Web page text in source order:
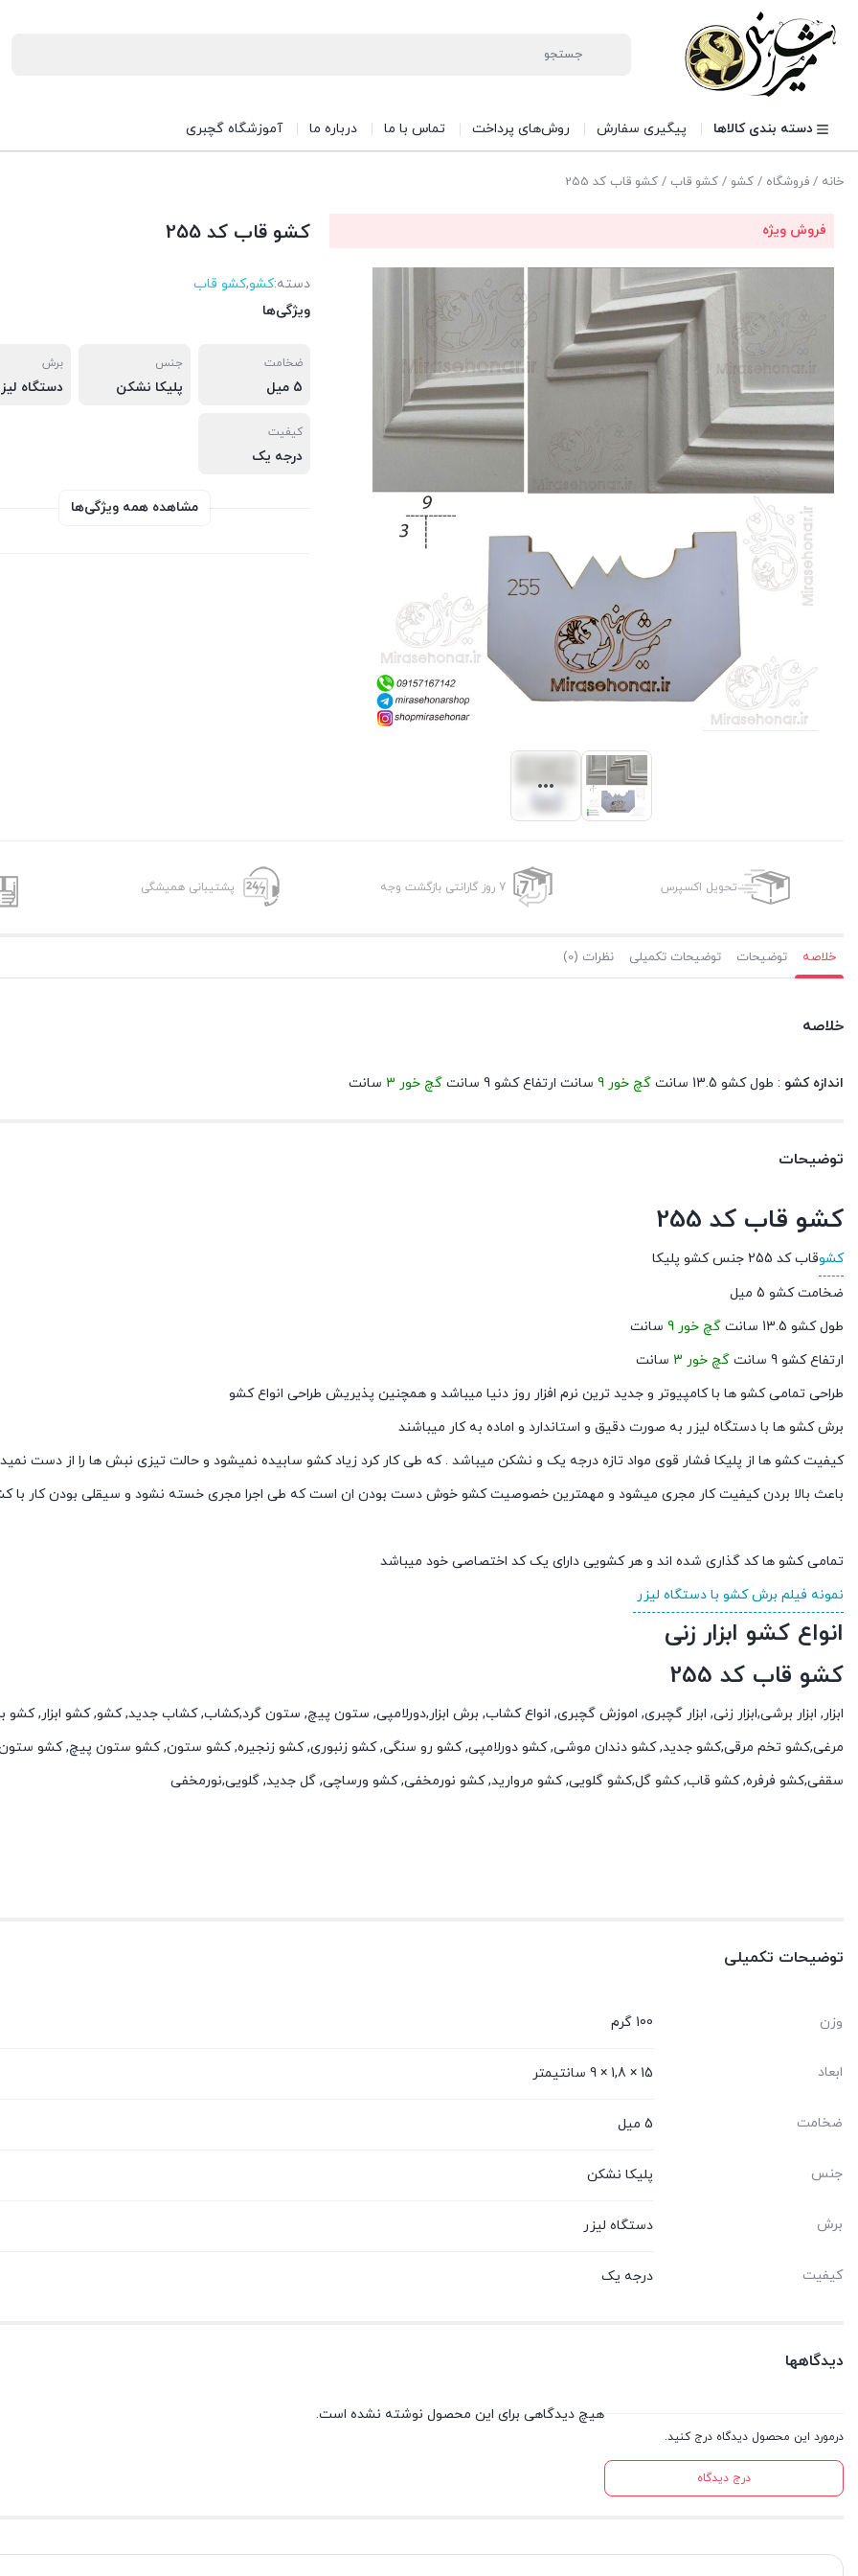
دسته بندی کالاها پیگیری سفارش روش‌های پرداخت تماس با ما درباره ما آموزشگاه گچبری
خانه / فروشگاه / کشو / کشو قاب / کشو قاب کد 255
فروش ویژه کشو قاب کد 255
دسته:کشو,کشو قاب
ویژگی‌ها
ضخامت
5 میل
جنس
پلیکا نشکن
برش
دستگاه
کیفیت
درجه یک
مشاهده همه ویژگی‌ها
تحویل اکسپرس 7 روز گارانتی بازگشت وجه پشتیبانی همیشگی
خلاصه توضیحات توضیحات تکمیلی نظرات (0)
خلاصه
اندازه کشو : طول کشو 13.5 سانت گچ خور 9 سانت ارتفاع کشو 9 سانت گچ خور 3 سانت
توضیحات
کشو قاب کد 255
کشوقاب کد 255 جنس کشو پلیکا
ضخامت کشو 5 میل
طول کشو 13.5 سانت
گچ خور 9
سانت
ارتفاع کشو 9 سانت
گچ خور 3
سانت
طراحی تمامی کشو ها با کامپیوتر و جدید ترین نرم افزار روز دنیا میباشد و همچنین پذیریش طراحی انواع کشو
برش کشو ها با دستگاه لیزر به صورت دقیق و استاندارد و اماده به کار میباشند
کیفیت کشو ها از پلیکا فشار قوی مواد تازه درجه یک و نشکن میباشد . که طی کار کرد زیاد کشو سابیده نمیشود و حالت تیزی نبش ها را از دست
باعث بالا بردن کیفیت کار مجری میشود و مهمترین خصوصیت کشو خوش دست بودن ان است که طی اجرا مجری خسته نشود و سیقلی بودن کار با
تمامی کشو ها کد گذاری شده اند و هر کشویی دارای یک کد اختصاصی خود میباشد
نمونه فیلم برش کشو با دستگاه لیزر
انواع کشو ابزار زنی
کشو قاب کد 255
ابزار, ابزار برشی,ابزار زنی, ابزار گچبری, اموزش گچبری, انواع کشاب, برش ابزار,دورلامپی, ستون پیچ, ستون گرد,کشاب, کشاب جدید, کشو, کشو ابزار,
مرغی,کشو تخم مرقی,کشو جدید, کشو دندان موشی, کشو دورلامپی, کشو رو سنگی, کشو زنبوری, کشو زنجیره, کشو ستون, کشو ستون پیچ, کشو
سقفی,کشو فرفره, کشو قاب, کشو گل,کشو گلویی, کشو مروارید, کشو نورمخفی, کشو ورساچی, گل جدید, گلویی,نورمخفی
توضیحات تکمیلی
وزن 100 گرم
ابعاد 15 × 1,8 × 9 سانتیمتر
ضخامت 5 میل
جنس پلیکا نشکن
برش دستگاه لیزر
کیفیت درجه یک
دیدگاهها
درمورد این محصول دیدگاه درج کنید.
درج دیدگاه
هیچ دیدگاهی برای این محصول نوشته نشده است.